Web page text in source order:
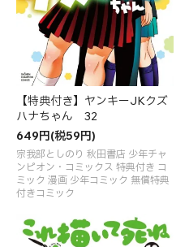
【特典付き】ヤンキーJKクズ
ハナちゃん 32
649円(税59円)
宗我部としのり 秋田書店 少年チャ
ンピオン・コミックス 特典付き コ
ミック 漫画 少年コミック 無償特典
付きコミック